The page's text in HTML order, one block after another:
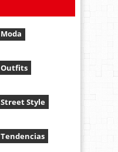
Moda
Outfits
Street Style
Tendencias